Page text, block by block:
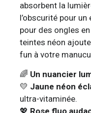
absorbent la
l’obscurité pour
pour des ongles en
teintes néon
fun à votre
🌈 Un nuancier
💛 Jaune néon
ultra-vitaminée.
💖 Rose fluo